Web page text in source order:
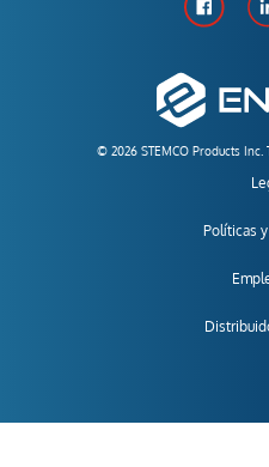
© 2026 STEMCO Products Inc.
Políticas